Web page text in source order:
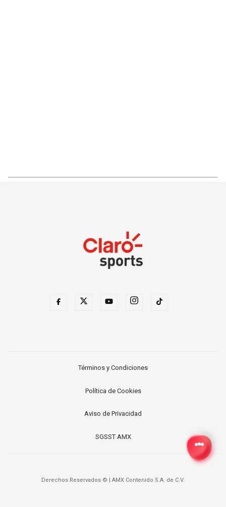
Términos y Condiciones
Política de Cookies
Aviso de Privacidad
SGSST AMX
Derechos Reservados © AMX Contenido S.A. de C.V.